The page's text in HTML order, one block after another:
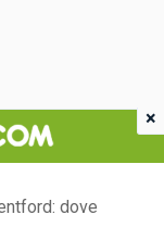
dove
×